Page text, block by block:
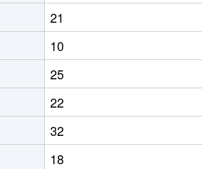
21
10
25
22
32
18